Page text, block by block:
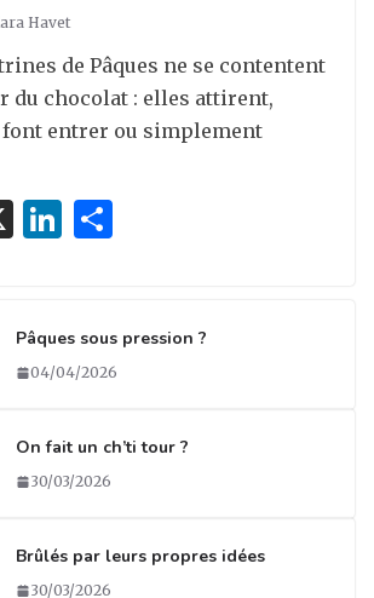
Havet
de Pâques ne se contentent
du chocolat : elles attirent,
entrer ou simplement
X
Li
e
dI
g
er
Pâques sous pression ?
04/04/2026
On fait un ch’ti tour ?
30/03/2026
Brûlés par leurs propres idées
30/03/2026